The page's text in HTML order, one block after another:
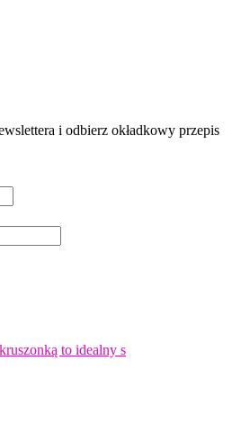
i odbierz okładkowy przepis
to idealny s